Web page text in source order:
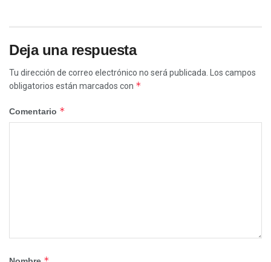
Deja una respuesta
Tu dirección de correo electrónico no será publicada.
Los campos
obligatorios están marcados con *
Comentario *